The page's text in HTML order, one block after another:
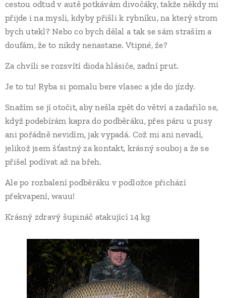
cestou odtud v autě potkávám divočáky, takže někdy mi
přijde i na mysli, kdyby přišli k rybníku, na který strom
bych utekl? Nebo co bych dělal a tak se sám straším a
doufám, že to nikdy nenastane. Vtipné, že?
Za chvíli se rozsvítí dioda hlásiče, zadní prut.
Je to tu! Ryba si pomalu bere vlasec a jde do jízdy.
Snažím se jí otočit, aby nešla zpět do větví a zadařilo se,
když podebírám kapra do podběráku, přes páru u pusy
ani pořádně nevidím, jak vypadá. Což mi ani nevadí,
jelikož jsem šťastný za kontakt, krásný souboj a že se
přišel podívat až na břeh.
Ale po rozbalení podběráku v podložce přichází
překvapení, wauu!
Krásný zdravý šupináč atakující 14 kg